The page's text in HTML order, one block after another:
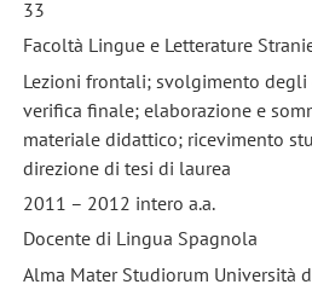
33
Facoltà Lingue e Letterature
Lezioni frontali; svolgimento
verifica finale; elaborazione e
materiale didattico; ricevimento
direzione di tesi di laurea
2011 – 2012 intero a.a.
Docente di Lingua Spagnola
Alma Mater Studiorum Università